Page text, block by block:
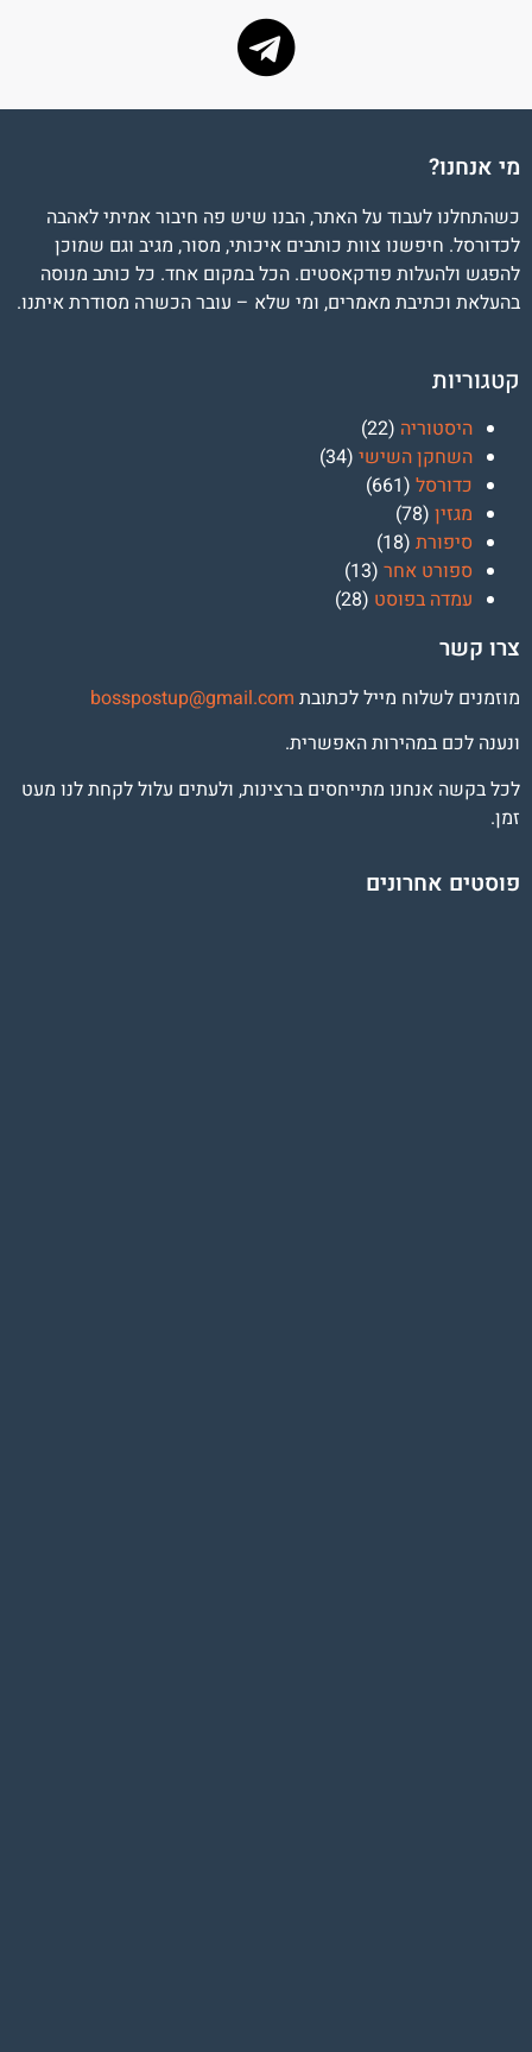
מי אנחנו?
כשהתחלנו לעבוד על האתר, הבנו שיש פה חיבור אמיתי לאהבה
לכדורסל. חיפשנו צוות כותבים איכותי, מסור, מגיב וגם שמוכן
להפגש ולהעלות פודקאסטים. הכל במקום אחד. כל כותב מנוסה
בהעלאת וכתיבת מאמרים, ומי שלא – עובר הכשרה מסודרת איתנו.
קטגוריות
היסטוריה (22)
השחקן השישי (34)
כדורסל (661)
מגזין (78)
סיפורת (18)
ספורט אחר (13)
עמדה בפוסט (28)
צרו קשר
מוזמנים לשלוח מייל לכתובת bosspostup@gmail.com
ונענה לכם במהירות האפשרית.
לכל בקשה אנחנו מתייחסים ברצינות, ולעתים עלול לקחת לנו מעט
זמן.
פוסטים אחרונים